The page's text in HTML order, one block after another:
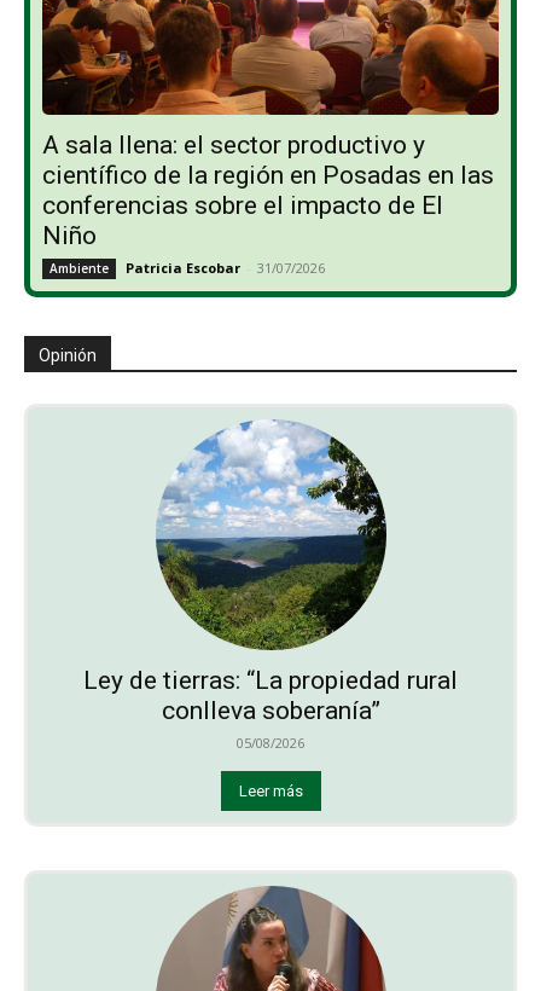
A sala llena: el sector productivo y
científico de la región en Posadas en las
conferencias sobre el impacto de El
Niño
Ambiente Patricia Escobar - 31/07/2026
Opinión
Ley de tierras: “La propiedad rural
conlleva soberanía”
05/08/2026
Leer más